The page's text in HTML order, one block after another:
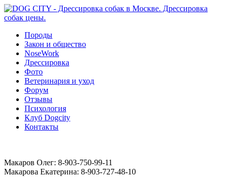
Породы
Закон и общество
NoseWork
Дрессировка
Фото
Ветеринария и уход
Форум
Отзывы
Психология
Клуб Dogcity
Контакты
Макаров Олег: 8-903-750-99-11
Макарова Екатерина: 8-903-727-48-10